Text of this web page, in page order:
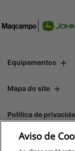
Equipamentos
Mapa do site
Política de
Aviso de